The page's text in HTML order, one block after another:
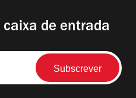
caixa de entrada